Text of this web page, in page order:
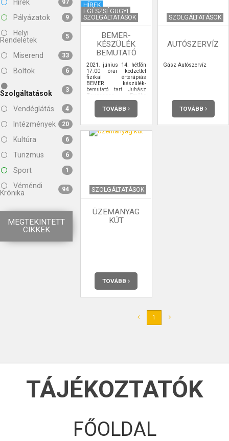
Hírek
97
Pályázatok 9
Helyi
Rendeletek
5
Miserend 33
Boltok 6
Szolgáltatások 3
Vendéglátás 4
Intézmények 20
Kultúra 6
Turizmus 6
Sport 1
Véméndi
Krónika
94
MEGTEKINTETT
CIKKEK
HÍREK
EGÉSZSÉGÜGYI
SZOLGÁLTATÁSOK
BEMER-
KÉSZÜLÉK
BEMUTATÓ
2021. június 14. hétfőn
17:00 órai kedzettel
fizikai érterápiás
BEMER készülék-
bemutató tart Juhász
Zsuzsanna Emőke
szaktanácsadó.
TOVÁBB
SZOLGÁLTATÁSOK
AUTÓSZERVÍZ
Gász Autószervíz
TOVÁBB
SZOLGÁLTATÁSOK
ÜZEMANYAG
KÚT
TOVÁBB
1
TÁJÉKOZTATÓK
FŐOLDAL